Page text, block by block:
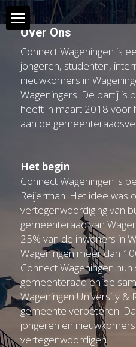
Over ons
Wat doet de gemeente?
English
Over Ons
Connect Wageningen is
jongeren, studenten,
nieuwkomers in
Wageningers. De partij is
heeft in maart 2018 voor
aan de
Het begin
Connect Wageningen is
Reijerman. Het idee was
vertegenwoordiging van
gemeenteraad van
25% van de inwoners in
Wageningen meer dan
Connect Wageningen
gemeenteraad en de
Wageningen University &
gemeente verbeteren.
jongeren en
vertegenwoordigen.